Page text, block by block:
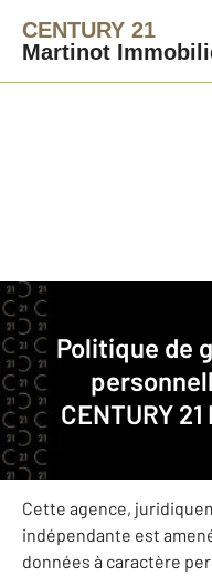
CENTURY 21
Martinot
Politique de gestion des données
CENTURY
Immobilier
Politique de gestion des
Martinot Immobilier
CENTURY 21 Martinot
immobilière franchisée
CENTURY 21.
Cette agence,
indépendante est
données à caractère